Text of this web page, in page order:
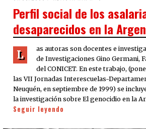
Perfil social de los
desaparecidos en la
L
as autoras son docentes e
de Investigaciones Gino Germani,
del CONICET. En este trabajo,
las VII Jornadas Interescuelas-
Neuquén, en septiembre de 1999) se
la investigación sobre El genocidio en la
Seguir leyendo